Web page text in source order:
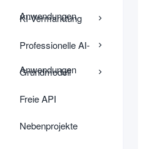
Anwendungen
KI-Vermarktung
Professionelle AI-
Anwendungen
Grundmodell
Freie API
Nebenprojekte